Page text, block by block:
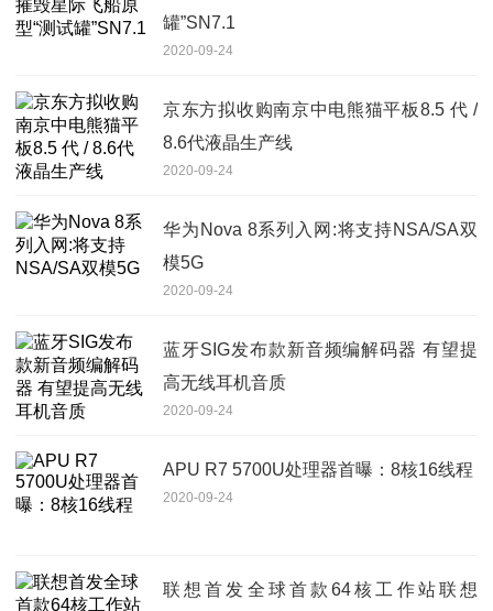
罐”SN7.1
2020-09-24
京东方拟收购南京中电熊猫平板8.5 代 /
8.6代液晶生产线
2020-09-24
华为Nova 8系列入网:将支持NSA/SA双
模5G
2020-09-24
蓝牙SIG发布款新音频编解码器 有望提
高无线耳机音质
2020-09-24
APU R7 5700U处理器首曝：8核16线程
2020-09-24
联想首发全球首款64核工作站联想